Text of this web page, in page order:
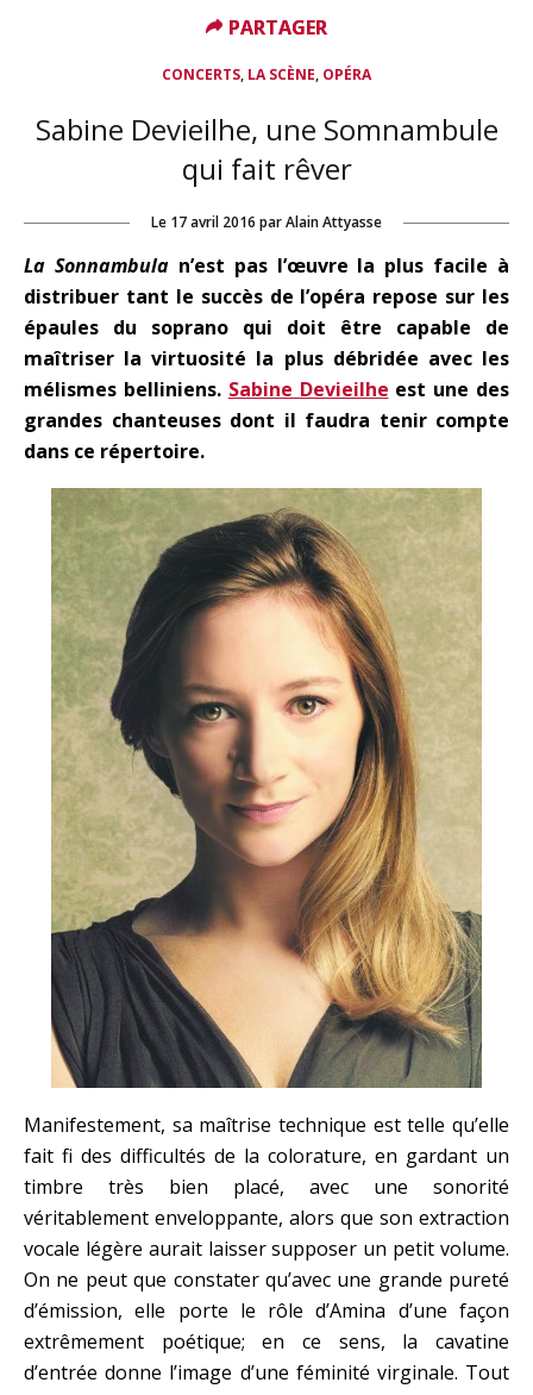
CONCERTS, LA SCÈNE, OPÉRA
Sabine Devieilhe, une Somnambule
qui fait rêver
Le 17 avril 2016 parAlain Attyasse
La Sonnambulan’est pas l’œuvre la plus facile à
distribuer tant le succès de l’opéra repose sur les
épaules du soprano qui doit être capable de
maîtriser la virtuosité la plus débridée avec les
mélismes belliniens. Sabine Devieilhe est une des
grandes chanteuses dont il faudra tenir compte
dans ce répertoire.
Manifestement, sa maîtrise technique est telle qu’elle
fait fi des difficultés de la colorature, en gardant un
timbre très bien placé, avec une sonorité
véritablement enveloppante, alors que son extraction
vocale légère aurait laisser supposer un petit volume.
On ne peut que constater qu’avec une grande pureté
d’émission, elle porte le rôle d’Amina d’une façon
extrêmement poétique; en ce sens, la cavatine
d’entrée donne l’image d’une féminité virginale. Tout
PARTAGER
PARTAGER